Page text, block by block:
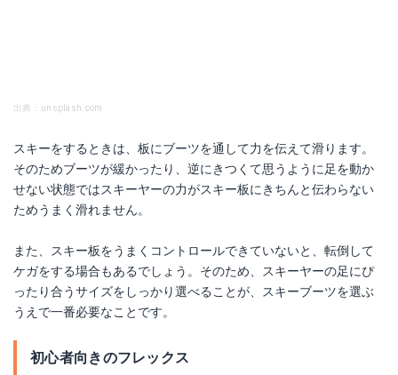
出典：unsplash.com
スキーをするときは、板にブーツを通して力を伝えて滑ります。
そのためブーツが緩かったり、逆にきつくて思うように足を動か
せない状態ではスキーヤーの力がスキー板にきちんと伝わらない
ためうまく滑れません。
また、スキー板をうまくコントロールできていないと、転倒して
ケガをする場合もあるでしょう。そのため、スキーヤーの足にぴ
ったり合うサイズをしっかり選べることが、スキーブーツを選ぶ
うえで一番必要なことです。
初心者向きのフレックス